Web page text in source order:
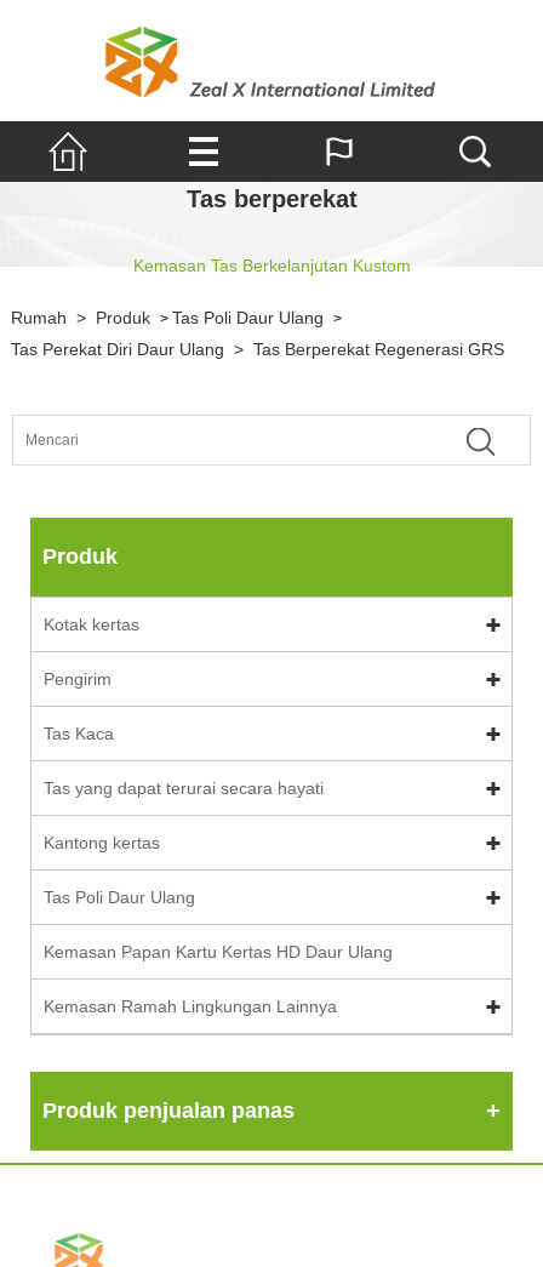
Tas berperekat
Kemasan Tas Berkelanjutan Kustom
Rumah > Produk > Tas Poli Daur Ulang >
Tas Perekat Diri Daur Ulang > Tas Berperekat Regenerasi GRS
Produk
Kotak kertas
Pengirim
Tas Kaca
Tas yang dapat terurai secara hayati
Kantong kertas
Tas Poli Daur Ulang
Kemasan Papan Kartu Kertas HD Daur Ulang
Kemasan Ramah Lingkungan Lainnya
Produk penjualan panas